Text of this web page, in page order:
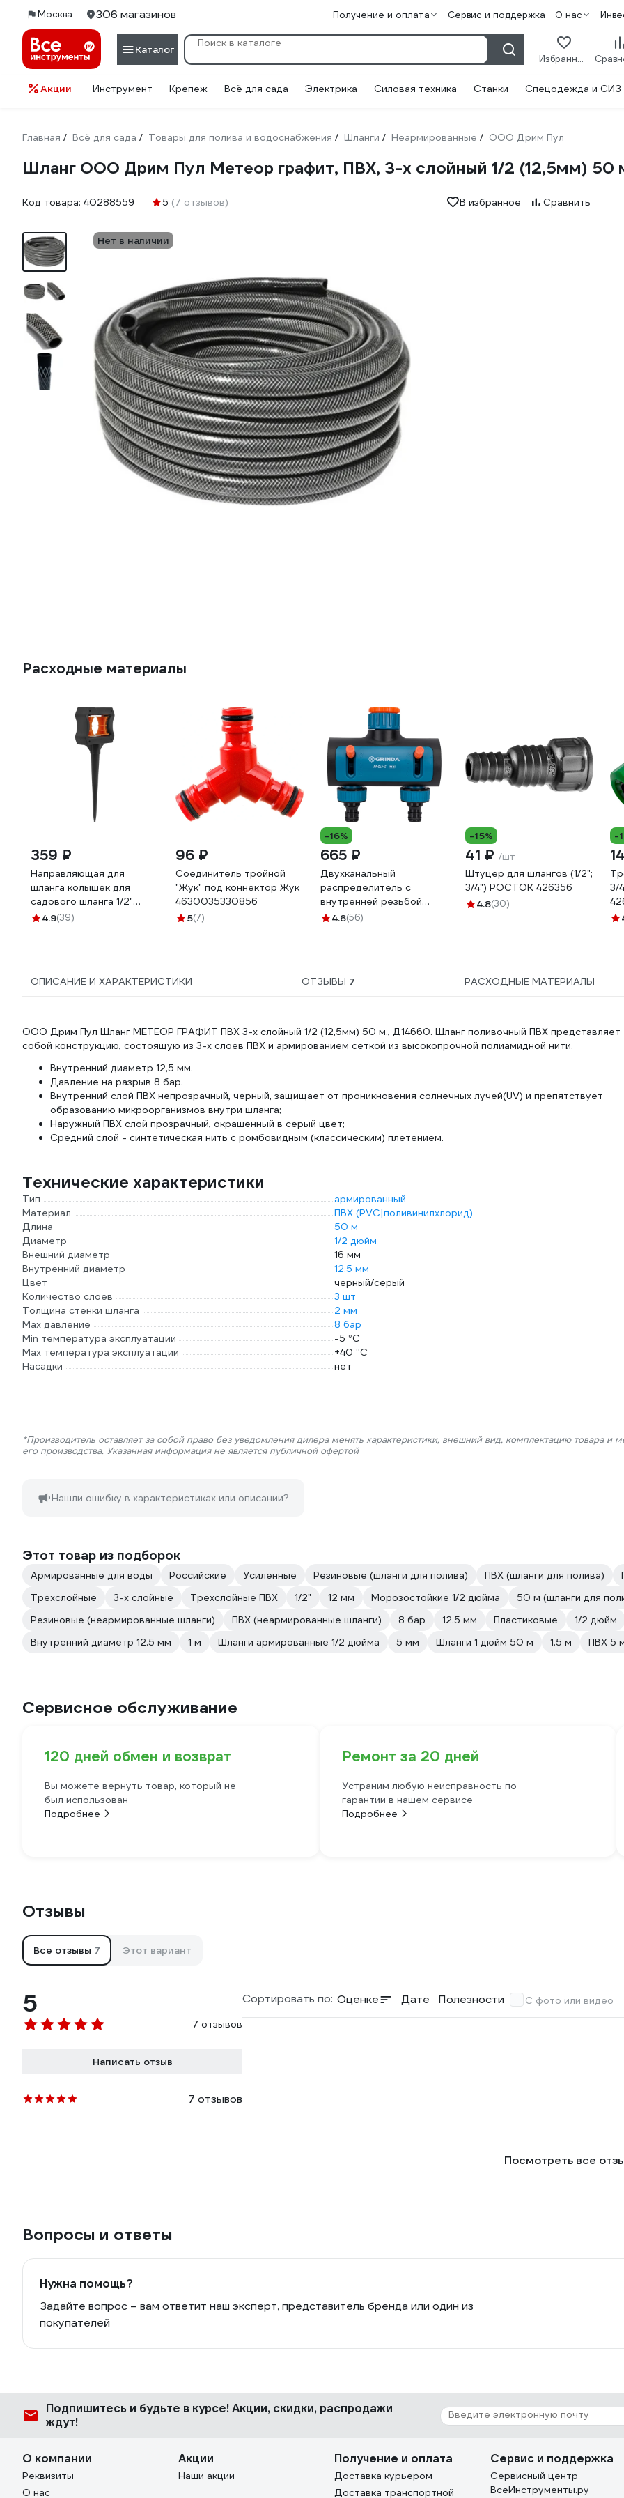
Москва 306 магазинов Получение и оплата Сервис и поддержка О нас
Каталог
Избранное
Акции Инструмент Крепеж Всё для сада Электрика Силовая техника Станки Спецодежда и СИЗ
Главная / Всё для сада / Товары для полива и водоснабжения / Шланги / Неармированные / ООО Дрим Пул
Шланг ООО Дрим Пул Метеор графит, ПВХ, 3-х слойный 1/2 (12,5мм) 50
Код товара: 40288559 5 (7 отзывов) В избранное Сравнить
Нет в наличии
Расходные материалы
359 ₽
Направляющая для
шланга колышек для
садового шланга 1/2"
MasterProf ДС.070921
4.9(39)
96 ₽
Соединитель тройной
"Жук" под коннектор Жук
4630035330856
5(7)
-16%
665 ₽
Двухканальный
распределитель с
внутренней резьбой
GRINDA PROLine TS-2,
4.6(56)
-15%
41 ₽ /шт
Штуцер для шлангов (1/2";
3/4") РОСТОК 426356
4.8(30)
-
3/
ОПИСАНИЕ И ХАРАКТЕРИСТИКИ ОТЗЫВЫ 7 РАСХОДНЫЕ МАТЕРИАЛЫ
ООО Дрим Пул Шланг МЕТЕОР ГРАФИТ ПВХ 3-х слойный 1/2 (12,5мм) 50 м., Д14660. Шланг поливочный ПВХ представляет
собой конструкцию, состоящую из 3-х слоев ПВХ и армированием сеткой из высокопрочной полиамидной нити.
Внутренний диаметр 12,5 мм.
Давление на разрыв 8 бар.
Внутренний слой ПВХ непрозрачный, черный, защищает от проникновения солнечных лучей(UV) и препятствует
образованию микроорганизмов внутри шланга;
Наружный ПВХ слой прозрачный, окрашенный в серый цвет;
Средний слой - синтетическая нить с ромбовидным (классическим) плетением.
Технические характеристики
Тип
армированный
Материал
ПВХ (PVC|поливинилхлорид)
Длина
50 м
Диаметр
1/2 дюйм
Внешний диаметр
16 мм
Внутренний диаметр
12.5 мм
Цвет
черный/серый
Количество слоев
3 шт
Толщина стенки шланга
2 мм
Max давление
8 бар
Min температура эксплуатации
-5 °С
Мах температура эксплуатации
+40 °С
Насадки
нет
*Производитель оставляет за собой право без уведомления дилера менять характеристики, внешний вид, комплектацию товара и
его производства. Указанная информация не является публичной офертой
Нашли ошибку в характеристиках или описании?
Этот товар из подборок
Армированные для воды Российские Усиленные Резиновые (шланги для полива) ПВХ (шланги для полива)
Трехслойные
3-х слойные Трехслойные ПВХ 1/2" 12 мм Морозостойкие 1/2 дюйма
50 м (шланги для
Резиновые (неармированные шланги)
ПВХ (неармированные шланги) 8 бар 12.5 мм Пластиковые
1/2 дюйм
Внутренний диаметр 12.5 мм
1 м Шланги армированные 1/2 дюйма 5 мм Шланги 1 дюйм 50 м 1.5 м ПВХ 5
Сервисное обслуживание
120 дней обмен и возврат
Вы можете вернуть товар, который не
был использован
Подробнее
Ремонт за 20 дней
Устраним любую неисправность по
гарантии в нашем сервисе
Подробнее
Отзывы
Все отзывы 7 Этот вариант
5
7 отзывов
Написать отзыв
7 отзывов
Сортировать по: Оценке Дате Полезности С фото или видео
Посмотреть все
Вопросы и ответы
Нужна помощь?
Задайте вопрос – вам ответит наш эксперт, представитель бренда или один из
покупателей
Подпишитесь и будьте в курсе! Акции, скидки, распродажи
ждут!
О компании
Реквизиты
О нас
Акции
Наши акции
Получение и оплата
Доставка курьером
Доставка транспортной
Сервис и поддержка
Сервисный центр
ВсеИнструменты.ру